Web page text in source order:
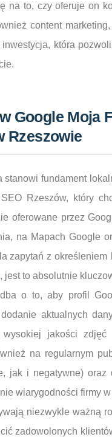
na to, czy oferuje on
content
która
Google Moja
Rzeszowie
stanowi fundament
Rzeszów, który
oferowane przez
na Mapach Google
zapytań z
jest to absolutnie
o to, aby profil
aktualnych
wysokiej jakości
na regularnym
jak i negatywne) oraz
wiarygodności firmy
niezwykle ważną
zadowolonych